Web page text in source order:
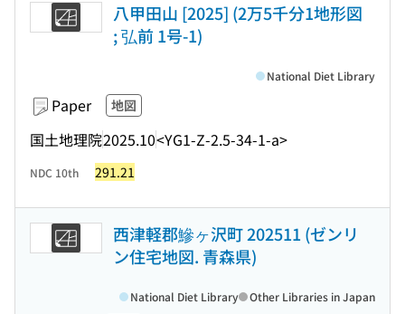
八甲田山 [2025] (2万5千分1地形図
; 弘前 1号-1)
Paper 地図
国土地理院2025.10<YG1-Z-2.5-34-1-a>
National Diet Library
NDC 10th 291.21
西津軽郡鰺ヶ沢町 202511 (ゼンリ
ン住宅地図. 青森県)
National Diet Library Other Libraries in Japan